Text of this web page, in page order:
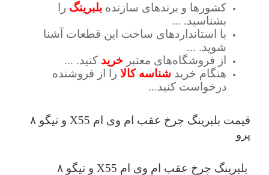
کشورها و برندهای سازنده بلبرینگ را
بشناسید. ...
با استانداردهای ساخت این قطعات آشنا
شوید. ...
از فروشگاه‌های معتبر خرید کنید. ...
هنگام خرید شناسه کالا را از فروشنده
درخواست کنید...
قیمت بلبرینگ چرخ عقب ام وی ام X55 و تیگو ۸
پرو
بلبرینگ چرخ عقب ام وی ام X55 و تیگو ۸